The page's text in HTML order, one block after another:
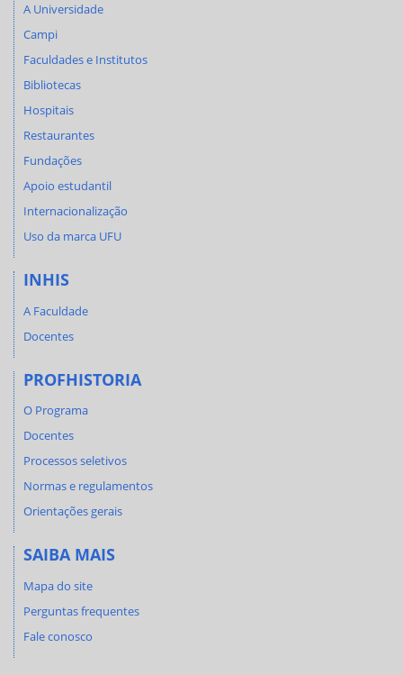
A Universidade
Campi
Faculdades e Institutos
Bibliotecas
Hospitais
Restaurantes
Fundações
Apoio estudantil
Internacionalização
Uso da marca UFU
INHIS
A Faculdade
Docentes
PROFHISTORIA
O Programa
Docentes
Processos seletivos
Normas e regulamentos
Orientações gerais
SAIBA MAIS
Mapa do site
Perguntas frequentes
Fale conosco